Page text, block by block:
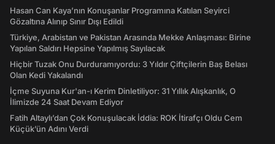
Hasan Can Kaya’nın Konuşanlar Programına Katılan Seyirci
Gözaltına Alınıp Sınır Dışı Edildi
Türkiye, Arabistan ve Pakistan Arasında Mekke Anlaşması: Birine
Yapılan Saldırı Hepsine Yapılmış Sayılacak
Hiçbir Tuzak Onu Durduramıyordu: 3 Yıldır Çiftçilerin Baş Belası
Olan Kedi Yakalandı
İçme Suyuna Kur'an-ı Kerim Dinletiliyor: 31 Yıllık Alışkanlık, O
İlimizde 24 Saat Devam Ediyor
Fatih Altaylı’dan Çok Konuşulacak İddia: ROK İtirafçı Oldu Cem
Küçük’ün Adını Verdi